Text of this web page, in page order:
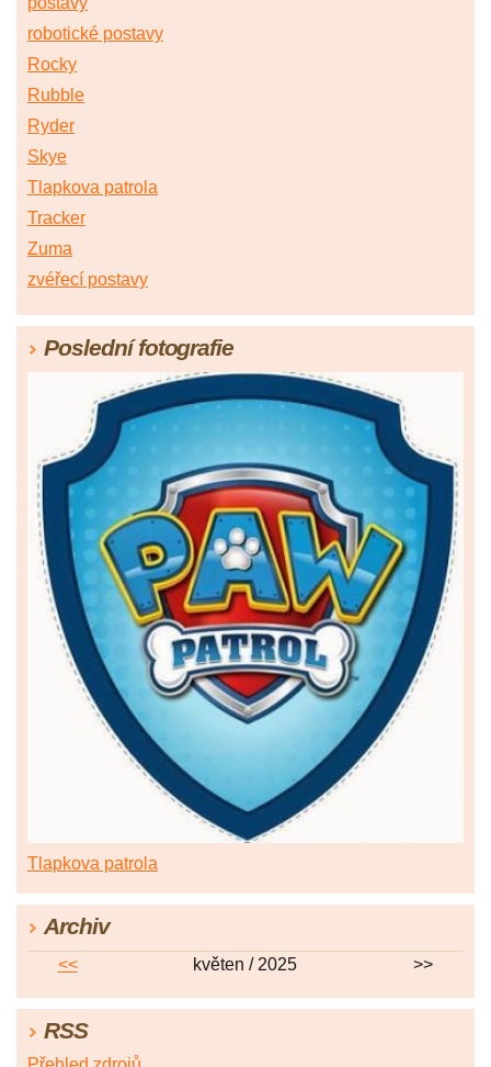
robotické postavy
Rocky
Rubble
Ryder
Skye
Tlapkova patrola
Tracker
Zuma
zvéřecí postavy
Poslední fotografie
Tlapkova patrola
Archiv
<< květen / 2025 >>
RSS